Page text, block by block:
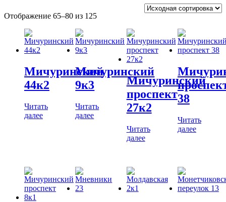
Отображение 65–80 из 125
Мичуринский
44к2
Читать
далее
Мичуринский
9к3
Читать
далее
Мичуринский
проспект
27к2
Читать
далее
38
Читать
далее